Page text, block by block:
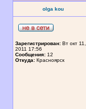
olga kou
Зарегистрирован: Вт окт 11,
2011 17:56
Сообщения: 12
Откуда: Красноярск